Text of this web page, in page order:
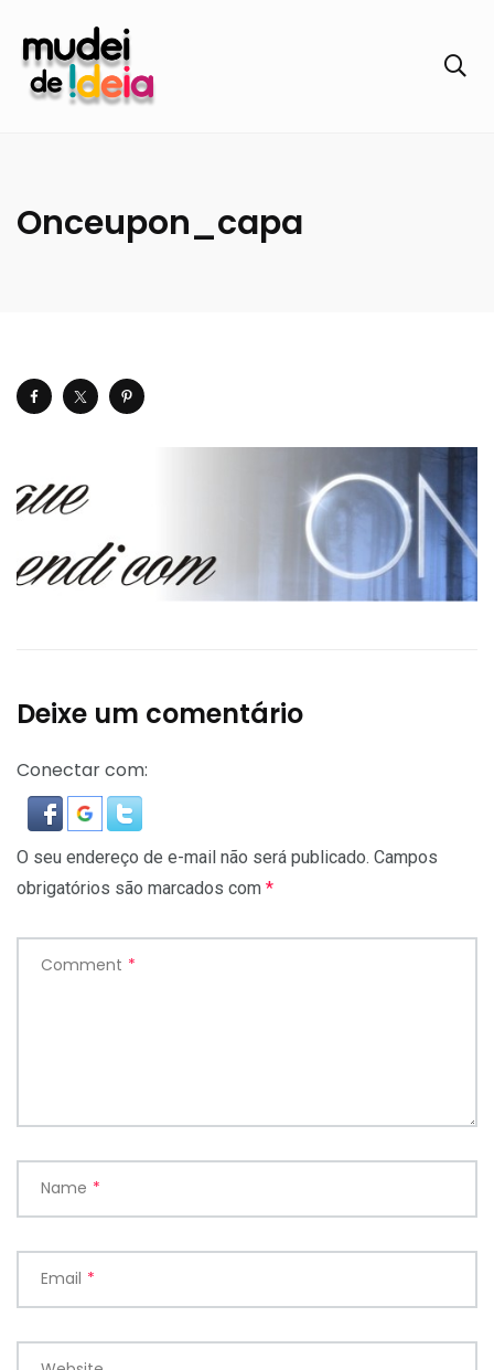
Onceupon_capa
Deixe um comentário
Conectar com:
O seu endereço de e-mail não será publicado. Campos
obrigatórios são marcados com *
Comment *
Name *
Email *